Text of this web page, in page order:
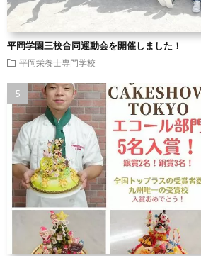
平岡学園三校合同運動会を開催しました！
平岡栄養士専門学校